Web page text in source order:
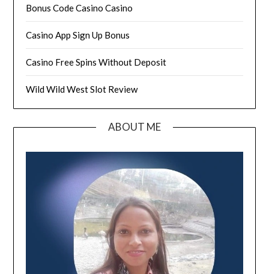
Bonus Code Casino Casino
Casino App Sign Up Bonus
Casino Free Spins Without Deposit
Wild Wild West Slot Review
ABOUT ME